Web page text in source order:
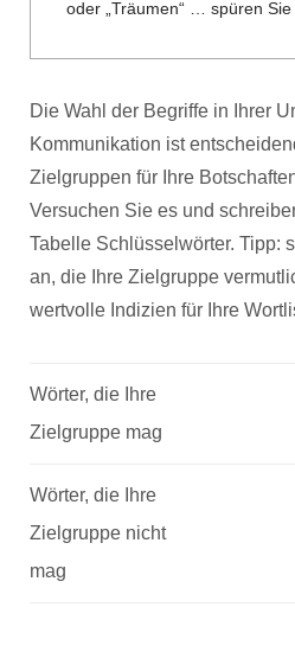
oder „Träumen“ … spüren Sie
Die Wahl der Begriffe in Ihrer
Kommunikation ist
Zielgruppen für Ihre
Versuchen Sie es und
Tabelle Schlüsselwörter. Tipp:
an, die Ihre Zielgruppe
wertvolle Indizien für Ihre
Wörter, die Ihre
Zielgruppe mag
Wörter, die Ihre
Zielgruppe nicht
mag